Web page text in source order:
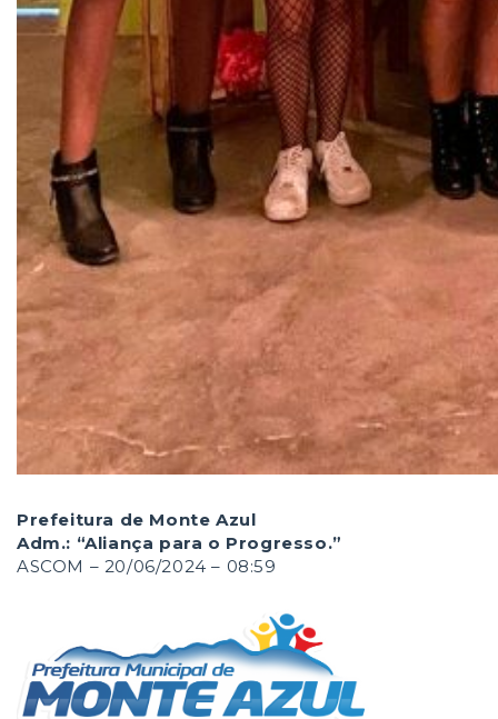
Prefeitura de Monte Azul
Adm.: “Aliança para o Progresso.”
ASCOM – 20/06/2024 – 08:59